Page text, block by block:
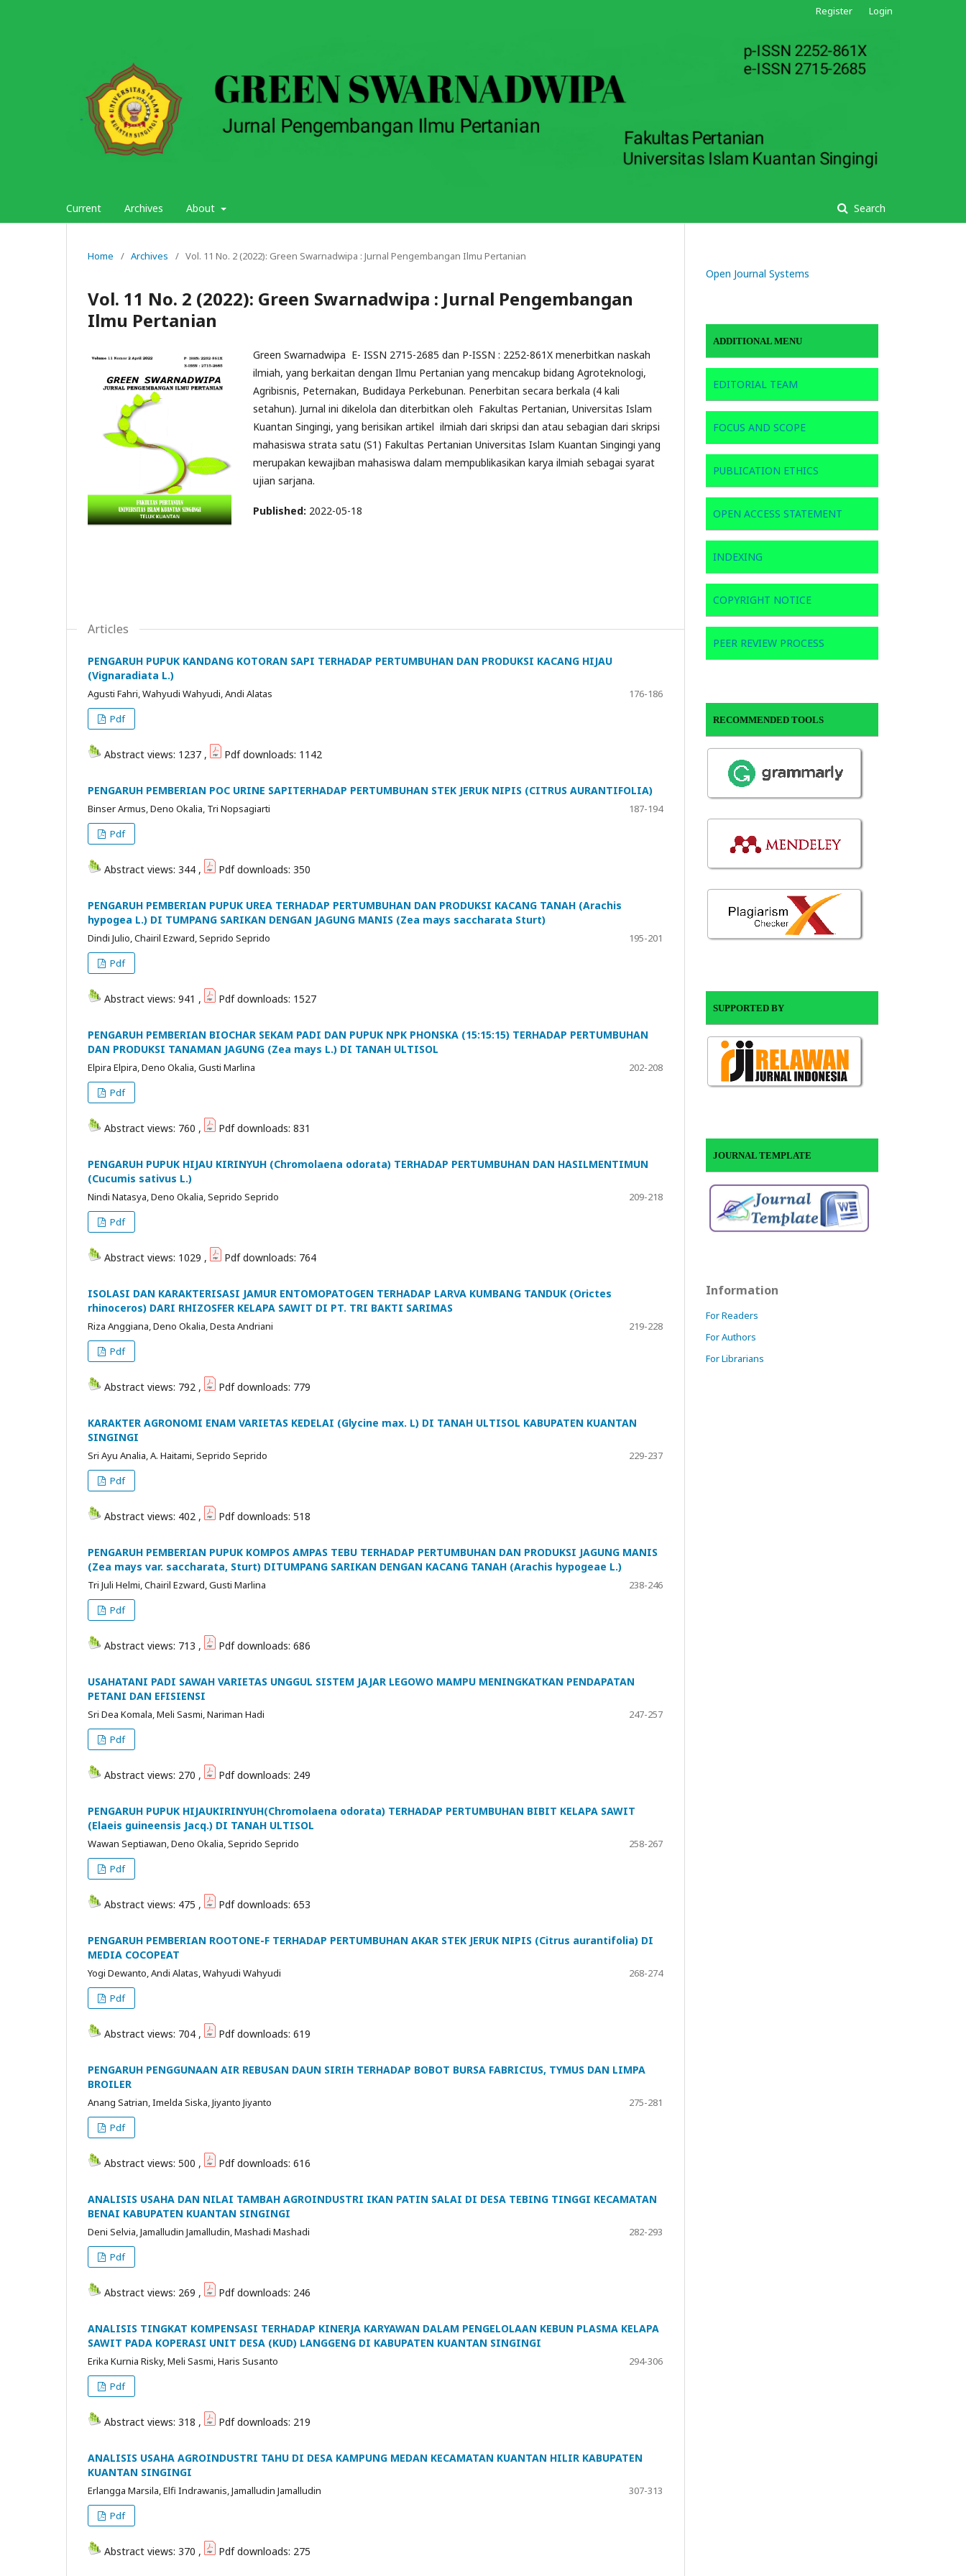
Current Archives About Search
Register Login
Home / Archives / Vol. 11 No. 2 (2022): Green Swarnadwipa : Jurnal Pengembangan Ilmu Pertanian
Vol. 11 No. 2 (2022): Green Swarnadwipa : Jurnal Pengembangan
Ilmu Pertanian
Green Swarnadwipa E- ISSN 2715-2685 dan P-ISSN : 2252-861X menerbitkan naskah
ilmiah, yang berkaitan dengan Ilmu Pertanian yang mencakup bidang Agroteknologi,
Agribisnis, Peternakan, Budidaya Perkebunan. Penerbitan secara berkala (4 kali
setahun). Jurnal ini dikelola dan diterbitkan oleh Fakultas Pertanian, Universitas Islam
Kuantan Singingi, yang berisikan artikel ilmiah dari skripsi dan atau sebagian dari skripsi
mahasiswa strata satu (S1) Fakultas Pertanian Universitas Islam Kuantan Singingi yang
merupakan kewajiban mahasiswa dalam mempublikasikan karya ilmiah sebagai syarat
ujian sarjana.
Published: 2022-05-18
Articles
PENGARUH PUPUK KANDANG KOTORAN SAPI TERHADAP PERTUMBUHAN DAN PRODUKSI KACANG HIJAU
(Vignaradiata L.)
Agusti Fahri, Wahyudi Wahyudi, Andi Alatas
176-186
Pdf
Abstract views: 1237 , Pdf downloads: 1142
PENGARUH PEMBERIAN POC URINE SAPITERHADAP PERTUMBUHAN STEK JERUK NIPIS (CITRUS AURANTIFOLIA)
Binser Armus, Deno Okalia, Tri Nopsagiarti
187-194
Pdf
Abstract views: 344 , Pdf downloads: 350
PENGARUH PEMBERIAN PUPUK UREA TERHADAP PERTUMBUHAN DAN PRODUKSI KACANG TANAH (Arachis
hypogea L.) DI TUMPANG SARIKAN DENGAN JAGUNG MANIS (Zea mays saccharata Sturt)
Dindi Julio, Chairil Ezward, Seprido Seprido
195-201
Pdf
Abstract views: 941 , Pdf downloads: 1527
PENGARUH PEMBERIAN BIOCHAR SEKAM PADI DAN PUPUK NPK PHONSKA (15:15:15) TERHADAP PERTUMBUHAN
DAN PRODUKSI TANAMAN JAGUNG (Zea mays L.) DI TANAH ULTISOL
Elpira Elpira, Deno Okalia, Gusti Marlina
202-208
Pdf
Abstract views: 760 , Pdf downloads: 831
PENGARUH PUPUK HIJAU KIRINYUH (Chromolaena odorata) TERHADAP PERTUMBUHAN DAN HASILMENTIMUN
(Cucumis sativus L.)
Nindi Natasya, Deno Okalia, Seprido Seprido
209-218
Pdf
Abstract views: 1029 , Pdf downloads: 764
ISOLASI DAN KARAKTERISASI JAMUR ENTOMOPATOGEN TERHADAP LARVA KUMBANG TANDUK (Orictes
rhinoceros) DARI RHIZOSFER KELAPA SAWIT DI PT. TRI BAKTI SARIMAS
Riza Anggiana, Deno Okalia, Desta Andriani
219-228
Pdf
Abstract views: 792 , Pdf downloads: 779
KARAKTER AGRONOMI ENAM VARIETAS KEDELAI (Glycine max. L) DI TANAH ULTISOL KABUPATEN KUANTAN
SINGINGI
Sri Ayu Analia, A. Haitami, Seprido Seprido
229-237
Pdf
Abstract views: 402 , Pdf downloads: 518
PENGARUH PEMBERIAN PUPUK KOMPOS AMPAS TEBU TERHADAP PERTUMBUHAN DAN PRODUKSI JAGUNG MANIS
(Zea mays var. saccharata, Sturt) DITUMPANG SARIKAN DENGAN KACANG TANAH (Arachis hypogeae L.)
Tri Juli Helmi, Chairil Ezward, Gusti Marlina
238-246
Pdf
Abstract views: 713 , Pdf downloads: 686
USAHATANI PADI SAWAH VARIETAS UNGGUL SISTEM JAJAR LEGOWO MAMPU MENINGKATKAN PENDAPATAN
PETANI DAN EFISIENSI
Sri Dea Komala, Meli Sasmi, Nariman Hadi
247-257
Pdf
Abstract views: 270 , Pdf downloads: 249
PENGARUH PUPUK HIJAUKIRINYUH(Chromolaena odorata) TERHADAP PERTUMBUHAN BIBIT KELAPA SAWIT
(Elaeis guineensis Jacq.) DI TANAH ULTISOL
Wawan Septiawan, Deno Okalia, Seprido Seprido
258-267
Pdf
Abstract views: 475 , Pdf downloads: 653
PENGARUH PEMBERIAN ROOTONE-F TERHADAP PERTUMBUHAN AKAR STEK JERUK NIPIS (Citrus aurantifolia) DI
MEDIA COCOPEAT
Yogi Dewanto, Andi Alatas, Wahyudi Wahyudi
268-274
Pdf
Abstract views: 704 , Pdf downloads: 619
PENGARUH PENGGUNAAN AIR REBUSAN DAUN SIRIH TERHADAP BOBOT BURSA FABRICIUS, TYMUS DAN LIMPA
BROILER
Anang Satrian, Imelda Siska, Jiyanto Jiyanto
275-281
Pdf
Abstract views: 500 , Pdf downloads: 616
ANALISIS USAHA DAN NILAI TAMBAH AGROINDUSTRI IKAN PATIN SALAI DI DESA TEBING TINGGI KECAMATAN
BENAI KABUPATEN KUANTAN SINGINGI
Deni Selvia, Jamalludin Jamalludin, Mashadi Mashadi
282-293
Pdf
Abstract views: 269 , Pdf downloads: 246
ANALISIS TINGKAT KOMPENSASI TERHADAP KINERJA KARYAWAN DALAM PENGELOLAAN KEBUN PLASMA KELAPA
SAWIT PADA KOPERASI UNIT DESA (KUD) LANGGENG DI KABUPATEN KUANTAN SINGINGI
Erika Kurnia Risky, Meli Sasmi, Haris Susanto
294-306
Pdf
Abstract views: 318 , Pdf downloads: 219
ANALISIS USAHA AGROINDUSTRI TAHU DI DESA KAMPUNG MEDAN KECAMATAN KUANTAN HILIR KABUPATEN
KUANTAN SINGINGI
Erlangga Marsila, Elfi Indrawanis, Jamalludin Jamalludin
307-313
Pdf
Abstract views: 370 , Pdf downloads: 275
Open Journal Systems
ADDITIONAL MENU
EDITORIAL TEAM
FOCUS AND SCOPE
PUBLICATION ETHICS
OPEN ACCESS STATEMENT
INDEXING
COPYRIGHT NOTICE
PEER REVIEW PROCESS
RECOMMENDED TOOLS
SUPPORTED BY
JOURNAL TEMPLATE
Information
For Readers
For Authors
For Librarians